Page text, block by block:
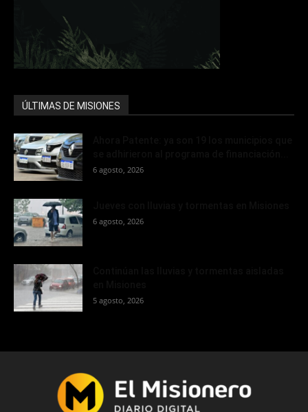
ÚLTIMAS DE MISIONES
6 agosto, 2026
6 agosto, 2026
5 agosto, 2026